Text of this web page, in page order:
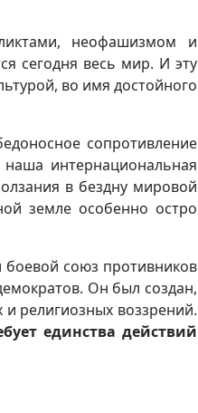
неофашизмом и
сегодня весь мир. И эту
во имя достойного
сопротивление
интернациональная
в бездну мировой
земле особенно остро
союз противников
Он был создан,
религиозных воззрений.
единства действий